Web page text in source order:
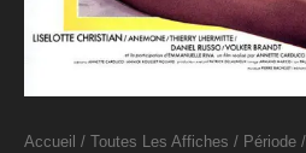
Accueil / Toutes Les Affiches / Période /